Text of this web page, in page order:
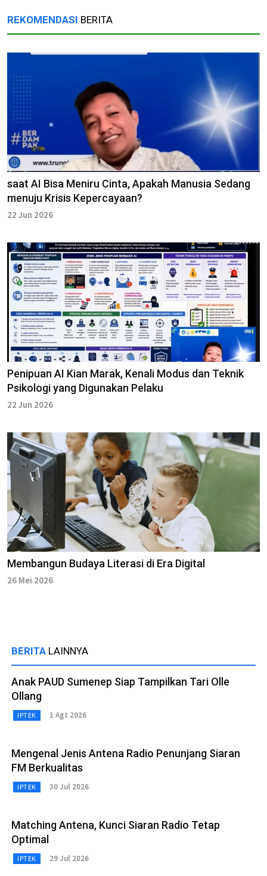
REKOMENDASI BERITA
saat AI Bisa Meniru Cinta, Apakah Manusia Sedang
menuju Krisis Kepercayaan?
22 Jun 2026
Penipuan AI Kian Marak, Kenali Modus dan Teknik
Psikologi yang Digunakan Pelaku
22 Jun 2026
Membangun Budaya Literasi di Era Digital
26 Mei 2026
BERITA LAINNYA
Anak PAUD Sumenep Siap Tampilkan Tari Olle
Ollang
IPTEK 1 Agt 2026
Mengenal Jenis Antena Radio Penunjang Siaran
FM Berkualitas
IPTEK 30 Jul 2026
Matching Antena, Kunci Siaran Radio Tetap
Optimal
IPTEK 29 Jul 2026